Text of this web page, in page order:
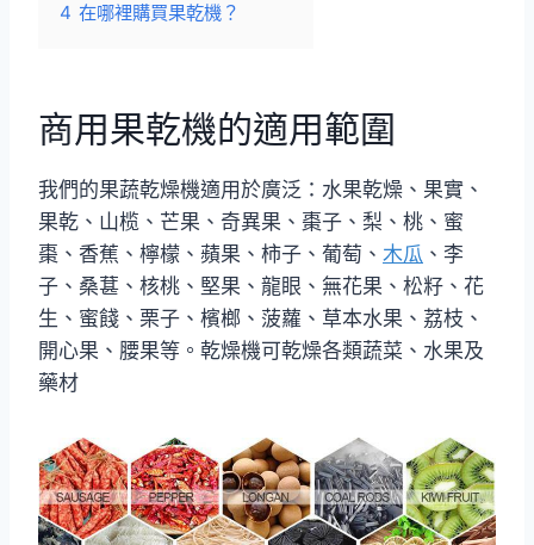
4 在哪裡購買果乾機？
商用果乾機的適用範圍
我們的果蔬乾燥機適用於廣泛：水果乾燥、果實、
果乾、山榄、芒果、奇異果、棗子、梨、桃、蜜
棗、香蕉、檸檬、蘋果、柿子、葡萄、 木瓜 、李
子、桑葚、核桃、堅果、龍眼、無花果、松籽、花
生、蜜餞、栗子、檳榔、菠蘿、草本水果、荔枝、
開心果、腰果等。乾燥機可乾燥各類蔬菜、水果及
藥材